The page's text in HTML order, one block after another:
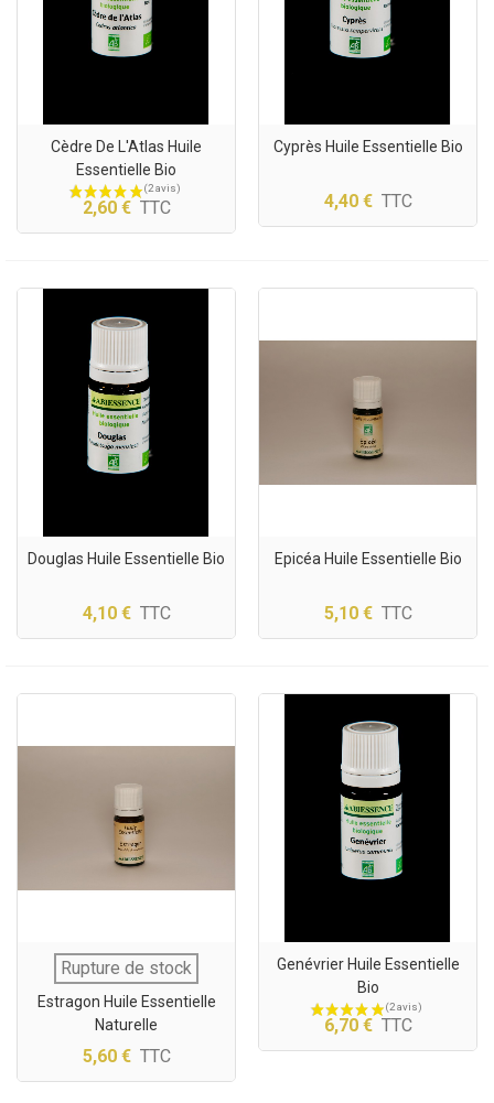
Cèdre De L'Atlas Huile
Essentielle Bio
2,60 € TTC
Cyprès Huile Essentielle Bio
4,40 € TTC
Douglas Huile Essentielle Bio
4,10 € TTC
Epicéa Huile Essentielle Bio
5,10 € TTC
Rupture de stock
Estragon Huile Essentielle
Naturelle
5,60 € TTC
Genévrier Huile Essentielle
Bio
6,70 € TTC